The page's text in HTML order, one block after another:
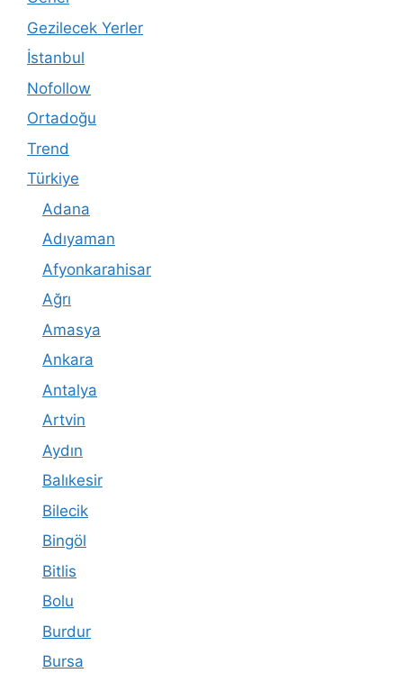
Gezilecek Yerler
İstanbul
Nofollow
Ortadoğu
Trend
Türkiye
Adana
Adıyaman
Afyonkarahisar
Ağrı
Amasya
Ankara
Antalya
Artvin
Aydın
Balıkesir
Bilecik
Bingöl
Bitlis
Bolu
Burdur
Bursa